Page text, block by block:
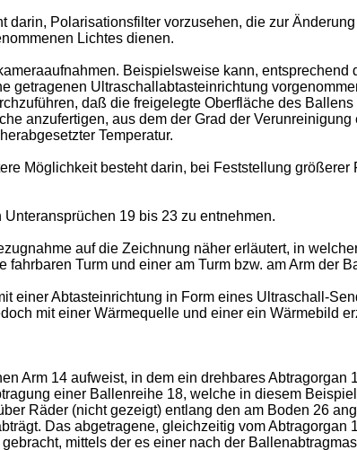
Polarisationsfilter vorzu­sehen, die zur
Lichtes dienen.
Beispiels­weise kann, entsprechend
getragenen Ultraschallabtastein­richtung
daß die freigelegte Oberfläche des
anzufertigen, aus dem der Grad der Verunreinigung
Temperatur.
Möglichkeit besteht darin, bei Feststellung größerer
19 bis 23 zu entnehmen.
auf die Zeichnung näher erläutert, in
Turm und einer am Turm bzw. am Arm der
einer Abtasteinrichtung in Form eines Ultraschall-
mit einer Wärmequelle und einer ein Wärmebild
Arm 14 aufweist, in dem ein drehbares Abtragorgan
einer Ballenreihe 18, welche in diesem
Räder (nicht gezeigt) entlang den am Boden 26
Das abgetragene, gleichzeitig vom Abtragorgan
mittels der es einer nach der